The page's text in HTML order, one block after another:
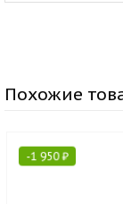
Похожие
-1 950₽